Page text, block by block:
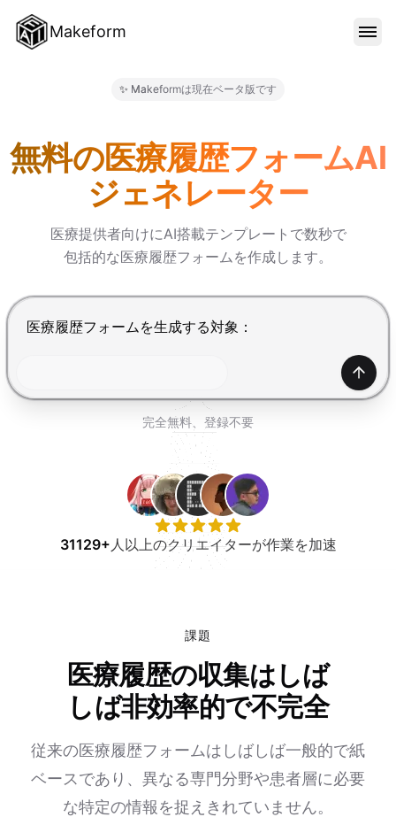
Makeform
サインイン
無料で試す
✨ Makeformは現在ベータ版です
無料の医療履歴フォームAI
ジェネレーター
医療提供者向けにAI搭載テンプレートで数秒で
包括的な医療履歴フォームを作成します。
Enterで送信、Shift+Enterで改行
生成
完全無料、登録不要
31129+人以上のクリエイターが作業を加速
課題
医療履歴の収集はしば
しば非効率的で不完全
従来の医療履歴フォームはしばしば一般的で紙
ベースであり、異なる専門分野や患者層に必要
な特定の情報を捉えきれていません。